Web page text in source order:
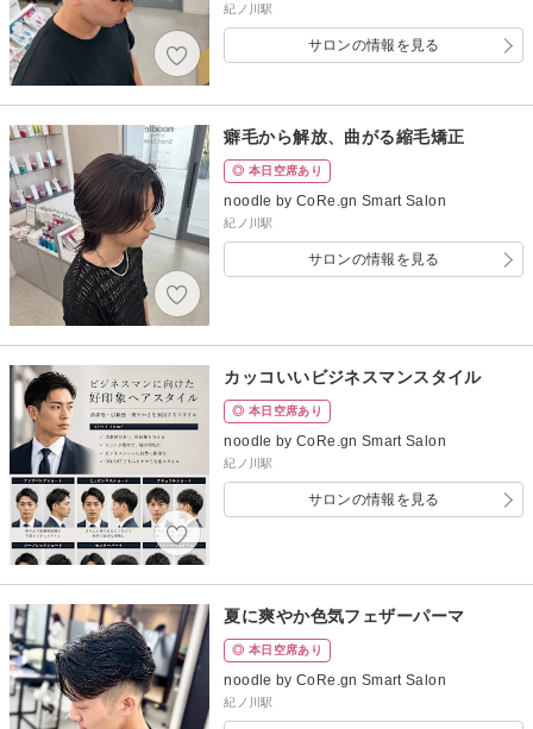
紀ノ川駅
サロンの情報を見る
癖毛から解放、曲がる縮毛矯正
◎ 本日空席あり
noodle by CoRe.gn Smart Salon
紀ノ川駅
サロンの情報を見る
カッコいいビジネスマンスタイル
◎ 本日空席あり
noodle by CoRe.gn Smart Salon
紀ノ川駅
サロンの情報を見る
夏に爽やか色気フェザーパーマ
◎ 本日空席あり
noodle by CoRe.gn Smart Salon
紀ノ川駅